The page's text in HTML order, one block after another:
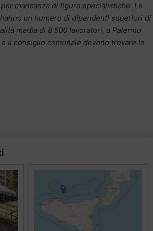
mancanza di figure specialistiche. Le
un numero di dipendenti superiori di
media di 8.500 lavoratori, a Palermo
il consiglio comunale devono trovare le